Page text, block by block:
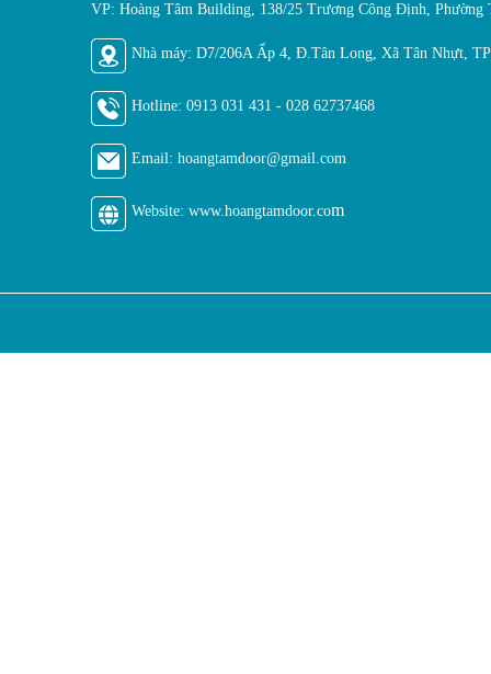
VP: Hoàng Tâm Building, 138/25 Trương Công Định, Phường
Nhà máy: D7/206A Ấp 4, Đ.Tân Long, Xã Tân Nhựt,
Hotline: 0913 031 431 - 028 62737468
Email: hoangtamdoor@gmail.com
Website: www.hoangtamdoor.com